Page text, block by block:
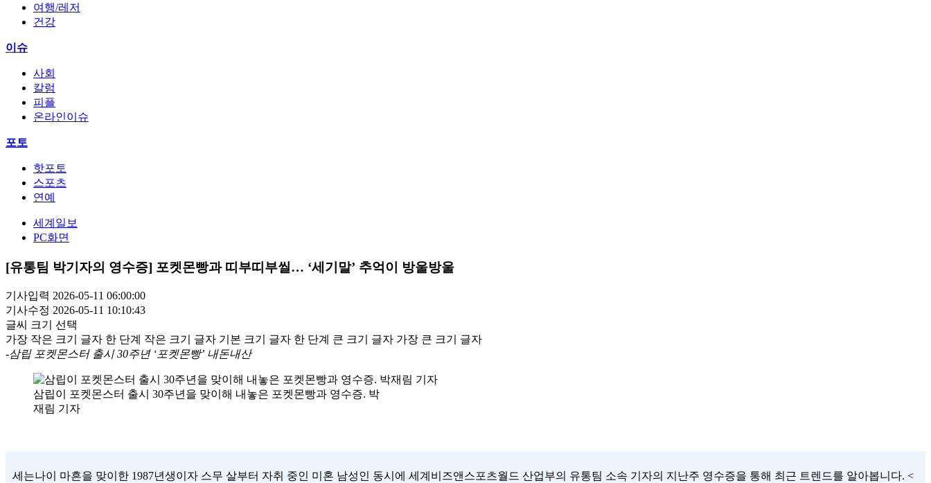
여행/레저
건강
이슈
사회
칼럼
피플
온라인이슈
포토
핫포토
스포츠
연예
세계일보
PC화면
[유통팀 박기자의 영수증] 포켓몬빵과 띠부띠부씰… ‘세기말’ 추억이 방울방울
기사입력 2026-05-11 06:00:00
기사수정 2026-05-11 10:10:43
글씨 크기 선택
가장 작은 크기 글자 한 단계 작은 크기 글자 기본 크기 글자 한 단계 큰 크기 글자 가장 큰 크기 글자
-삼립 포켓몬스터 출시 30주년 ‘포켓몬빵’ 내돈내산
삼립이 포켓몬스터 출시 30주년을 맞이해 내놓은 포켓몬빵과 영수증. 박
재림 기자
세는나이 마흔을 맞이한 1987년생이자 스무 살부터 자취 중인 미혼 남성인 동시에 세계비즈앤스포츠월드 산업부의 유통팀 소속 기자의 지난주 영수증을 통해 최근 트렌드를 알아봅니다. <